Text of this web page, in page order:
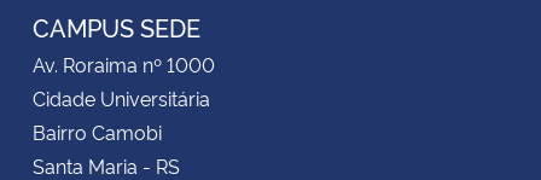
CAMPUS SEDE
Av. Roraima nº 1000
Cidade Universitária
Bairro Camobi
Santa Maria - RS